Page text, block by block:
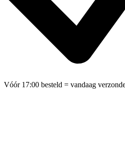
Vóór 17:00 besteld = vandaag